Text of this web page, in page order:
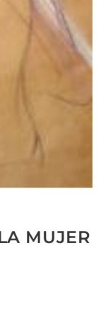
MUJER